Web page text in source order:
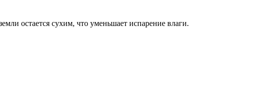
остается сухим, что уменьшает испарение влаги.